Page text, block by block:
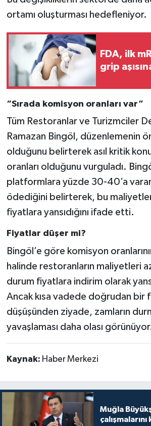
ortamı oluşturması hedefleniyor.
FDA, ilk
grip
“Sırada komisyon oranları var”
Tüm Restoranlar ve Turizmciler
Ramazan Bingöl, düzenlemenin
olduğunu belirterek asıl kritik
oranları olduğunu vurguladı.
platformlara yüzde 30-40’a
ödediğini belirterek, bu
fiyatlara yansıdığını ifade etti.
Fiyatlar düşer mi?
Bingöl’e göre komisyon
halinde restoranların maliyetleri
durum fiyatlara indirim olarak
Ancak kısa vadede doğrudan bir
düşüşünden ziyade, zamların
yavaşlaması daha olası
Kaynak: Haber Merkezi
Muğla